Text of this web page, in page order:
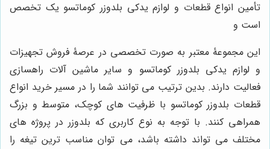
تأمین انواع قطعات و لوازم یدکی بلدوزر کوماتسو یک تخصص
است و
این مجموعۀ معتبر به صورت تخصصی در عرصۀ فروش تجهیزات
و لوازم یدکی بلدوزر کوماتسو و سایر ماشین آلات راهسازی
فعالیت دارند. بدین ترتیب می توانند شما را در مسیر خرید انواع
قطعات بلدوزر کوماتسو با ظرفیت های کوچک، متوسط و بزرگ
همراهی کنند. با توجه به نوع کاربری که بلدوزر در پروژه های
مختلف می تواند داشته باشد، می توان مناسب ترین تیغه را